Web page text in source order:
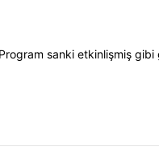
sanki etkinlişmiş